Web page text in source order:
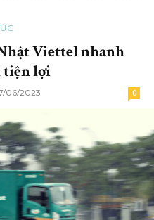
Viettel nhanh
tiện lợi
06/2023 0